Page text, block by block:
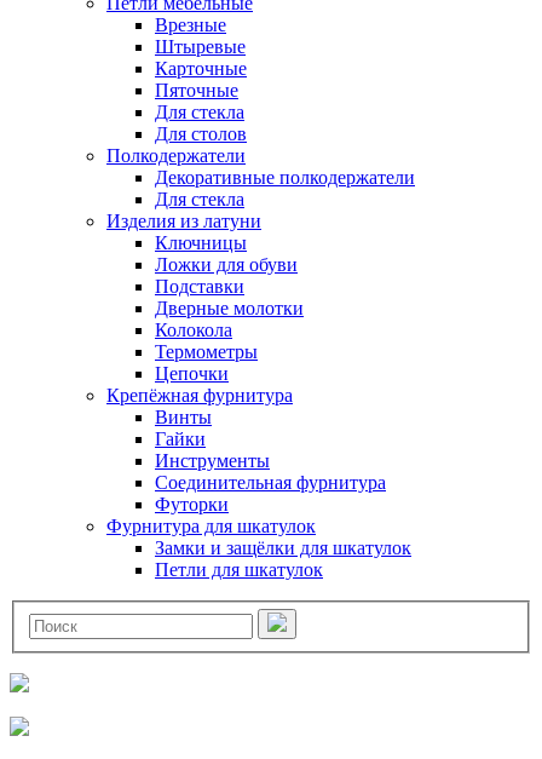
Врезные
Штыревые
Карточные
Пяточные
Для стекла
Для столов
Полкодержатели
Декоративные полкодержатели
Для стекла
Изделия из латуни
Ключницы
Ложки для обуви
Подставки
Дверные молотки
Колокола
Термометры
Цепочки
Крепёжная фурнитура
Винты
Гайки
Инструменты
Соединительная фурнитура
Футорки
Фурнитура для шкатулок
Замки и защёлки для шкатулок
Петли для шкатулок